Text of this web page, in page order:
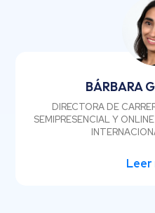
BÁRBARA
DIRECTORA DE
SEMIPRESENCIAL Y
Leer